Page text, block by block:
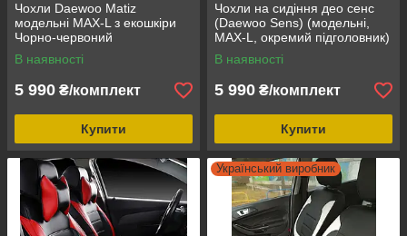
Чохли Daewoo Matiz
модельні MAX-L з екошкіри
Чорно-червоний
В наявності
5 990 ₴/комплект
Купити
Чохли на сидіння део сенс
(Daewoo Sens) (модельні,
MAX-L, окремий підголовник)
В наявності
5 990 ₴/комплект
Купити
Український виробник